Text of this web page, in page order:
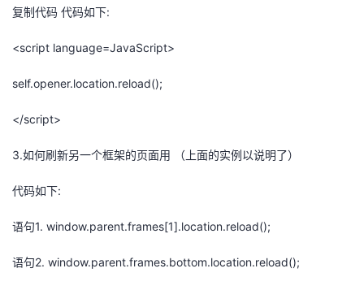
复制代码 代码如下:
<script language=JavaScript>
self.opener.location.reload();
</script>
3.如何刷新另一个框架的页面用 （上面的实例以说明了）
代码如下:
语句1. window.parent.frames[1].location.reload();
语句2. window.parent.frames.bottom.location.reload();